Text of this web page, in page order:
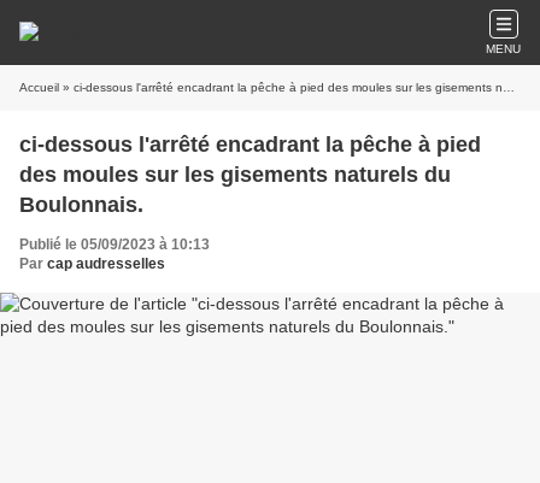
MENU
Accueil » ci-dessous l'arrêté encadrant la pêche à pied des moules sur les gisements naturels du Boulonnais.
ci-dessous l'arrêté encadrant la pêche à pied
des moules sur les gisements naturels du
Boulonnais.
Publié le 05/09/2023 à 10:13
Par cap audresselles